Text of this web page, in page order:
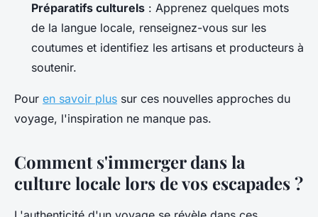
Préparatifs culturels : Apprenez quelques mots
de la langue locale, renseignez-vous sur les
coutumes et identifiez les artisans et producteurs à
soutenir.
Pour en savoir plus sur ces nouvelles approches du
voyage, l'inspiration ne manque pas.
Comment s'immerger dans la
culture locale lors de vos escapades ?